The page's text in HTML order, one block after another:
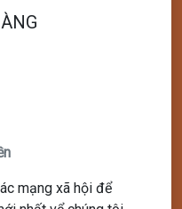
mạng xã hội để